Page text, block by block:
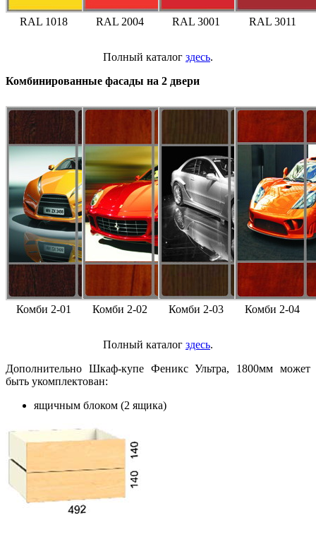
RAL 1018 RAL 2004 RAL 3001 RAL 3011
Полный каталог здесь.
Комбинированные фасады на 2 двери
Комби 2-01 Комби 2-02 Комби 2-03 Комби 2-04
Полный каталог здесь.
Дополнительно Шкаф-купе Феникс Ультра, 1800мм может
быть укомплектован:
ящичным блоком (2 ящика)